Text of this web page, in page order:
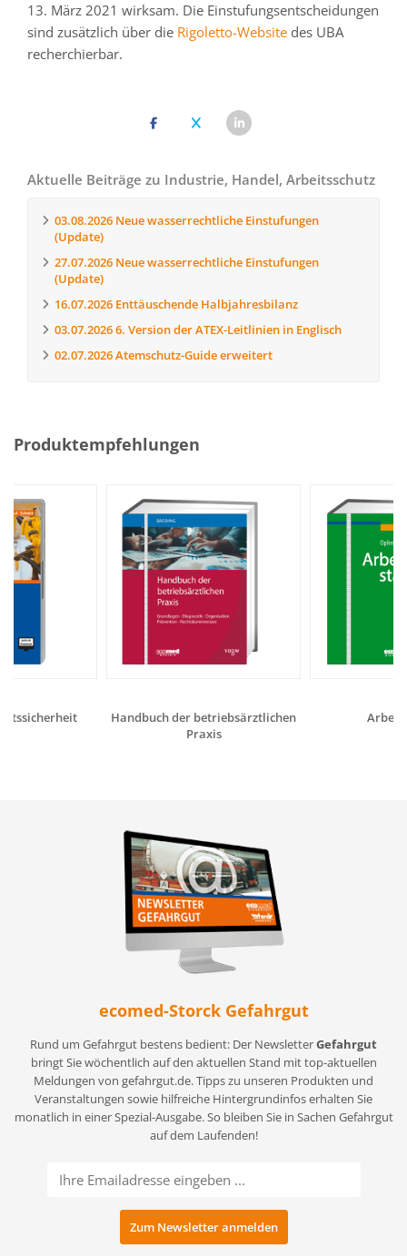
13. März 2021 wirksam. Die Einstufungsentscheidungen
sind zusätzlich über die Rigoletto-Website des UBA
recherchierbar.
Aktuelle Beiträge zu Industrie, Handel, Arbeitsschutz
03.08.2026 Neue wasserrechtliche Einstufungen
(Update)
27.07.2026 Neue wasserrechtliche Einstufungen
(Update)
16.07.2026 Enttäuschende Halbjahresbilanz
03.07.20266. Version der ATEX-Leitlinien in Englisch
02.07.2026Atemschutz-Guide erweitert
Produktempfehlungen
Handbuch der betriebsärztlichen
Praxis
ecomed-Storck Gefahrgut
Rund um Gefahrgut bestens bedient: Der NewsletterGefahrgut
bringt Sie wöchentlich auf den aktuellen Stand mit top-aktuellen
Meldungen von gefahrgut.de. Tipps zu unseren Produkten und
Veranstaltungen sowie hilfreiche Hintergrundinfos erhalten Sie
monatlich in einer Spezial-Ausgabe. So bleiben Sie in Sachen Gefahrgut
auf dem Laufenden!